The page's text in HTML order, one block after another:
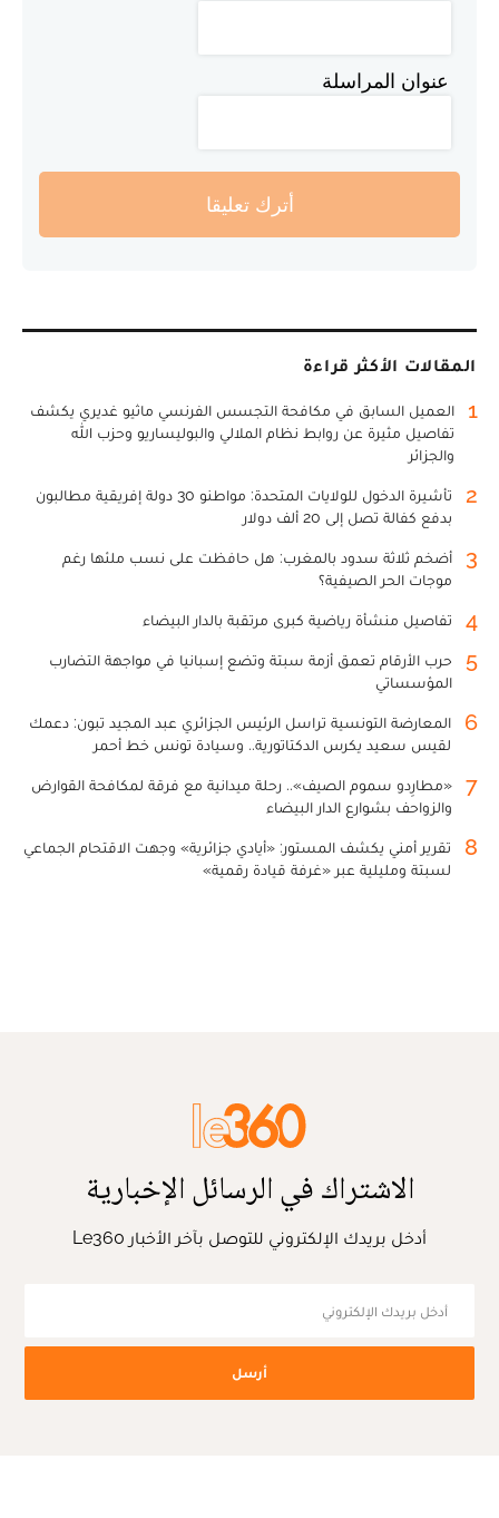
عنوان المراسلة
أترك تعليقا
المقالات الأكثر قراءة
1
العميل السابق في مكافحة التجسس الفرنسي ماثيو غديري يكشف
تفاصيل مثيرة عن روابط نظام الملالي والبوليساريو وحزب الله
والجزائر
2
تأشيرة الدخول للولايات المتحدة: مواطنو 30 دولة إفريقية مطالبون
بدفع كفالة تصل إلى 20 ألف دولار
3
أضخم ثلاثة سدود بالمغرب: هل حافظت على نسب ملئها رغم
موجات الحر الصيفية؟
4 تفاصيل منشأة رياضية كبرى مرتقبة بالدار البيضاء
5
حرب الأرقام تعمق أزمة سبتة وتضع إسبانيا في مواجهة التضارب
المؤسساتي
6
المعارضة التونسية تراسل الرئيس الجزائري عبد المجيد تبون: دعمك
لقيس سعيد يكرس الدكتاتورية.. وسيادة تونس خط أحمر
7
«مطارِدو سموم الصيف».. رحلة ميدانية مع فرقة لمكافحة القوارض
والزواحف بشوارع الدار البيضاء
8
تقرير أمني يكشف المستور: «أيادي جزائرية» وجهت الاقتحام الجماعي
لسبتة ومليلية عبر «غرفة قيادة رقمية»
الاشتراك في الرسائل الإخبارية
أدخل بريدك الإلكتروني للتوصل بآخر الأخبار Le360
أرسل